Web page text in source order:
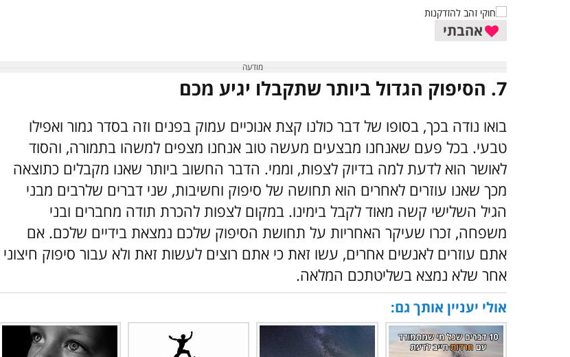
אהבתי
7. הסיפוק הגדול ביותר שתקבלו יגיע מכם
בואו נודה בכך, בסופו של דבר כולנו קצת אנוכיים עמוק בפנים וזה בסדר גמור ואפילו
טבעי. בכל פעם שאנחנו מבצעים מעשה טוב אנחנו מצפים למשהו בתמורה, והסוד
לאושר הוא לדעת למה בדיוק לצפות, וממי. הדבר החשוב ביותר שאנו מקבלים כתוצאה
מכך שאנו עוזרים לאחרים הוא תחושה של סיפוק וחשיבות, שני דברים שלרבים מבני
הגיל השלישי קשה מאוד לקבל בימינו. במקום לצפות להכרת תודה מחברים ובני
משפחה, זכרו שעיקר האחריות על תחושת הסיפוק שלכם נמצאת בידיים שלכם. אם
אתם עוזרים לאנשים אחרים, עשו זאת כי אתם רוצים לעשות זאת ולא עבור סיפוק חיצוני
אחר שלא נמצא בשליטתכם המלאה.
אולי יעניין אותך גם: